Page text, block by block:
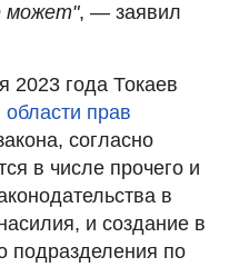
может", — заявил
2023 года Токаев
прав
согласно
в числе прочего и
в
и создание в
подразделения по